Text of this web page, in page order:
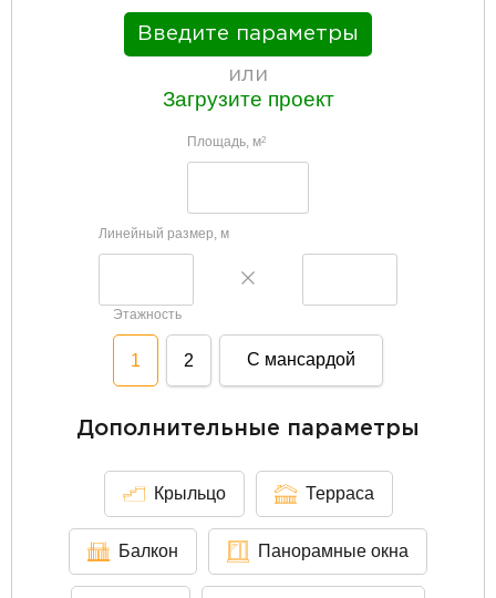
Введите параметры
или
Загрузите проект
Площадь, м2
Линейный размер, м
Этажность
1 2 С мансардой
Дополнительные параметры
Крыльцо Терраса
Балкон Панорамные окна